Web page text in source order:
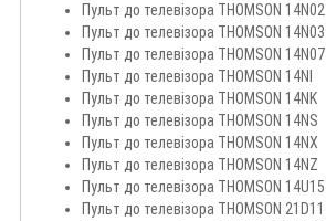
Пульт до телевізора THOMSON 14N02
Пульт до телевізора THOMSON 14N03
Пульт до телевізора THOMSON 14N07
Пульт до телевізора THOMSON 14NI
Пульт до телевізора THOMSON 14NK
Пульт до телевізора THOMSON 14NS
Пульт до телевізора THOMSON 14NX
Пульт до телевізора THOMSON 14NZ
Пульт до телевізора THOMSON 14U15
Пульт до телевізора THOMSON 21D11